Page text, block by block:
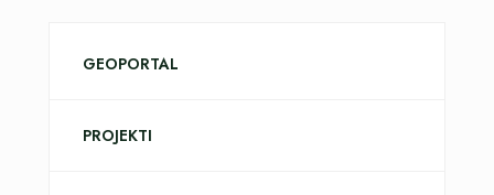
GEOPORTAL
PROJEKTI